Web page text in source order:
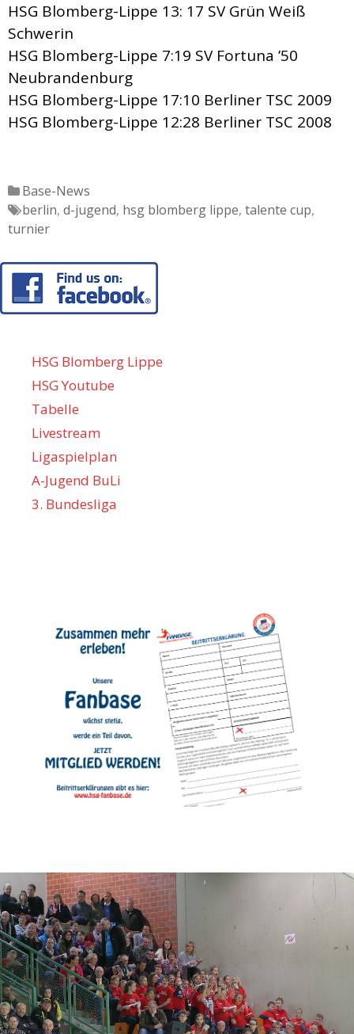
HSG Blomberg-Lippe 13: 17 SV Grün Weiß
Schwerin
HSG Blomberg-Lippe 7:19 SV Fortuna ’50
Neubrandenburg
HSG Blomberg-Lippe 17:10 Berliner TSC 2009
HSG Blomberg-Lippe 12:28 Berliner TSC 2008
Katgeorien
Base-News
Tags
berlin, d-jugend, hsg blomberg lippe, talente cup,
turnier
HSG Blomberg Lippe
HSG Youtube
Tabelle
Livestream
Ligaspielplan
A-Jugend BuLi
3. Bundesliga